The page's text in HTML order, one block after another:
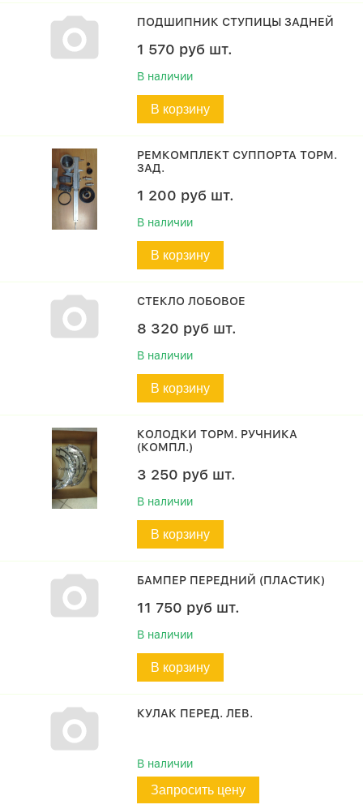
ПОДШИПНИК СТУПИЦЫ ЗАДНЕЙ
1 570 руб шт.
В наличии
В корзину
РЕМКОМПЛЕКТ СУППОРТА ТОРМ.
ЗАД.
1 200 руб шт.
В наличии
В корзину
СТЕКЛО ЛОБОВОЕ
8 320 руб шт.
В наличии
В корзину
КОЛОДКИ ТОРМ. РУЧНИКА
(КОМПЛ.)
3 250 руб шт.
В наличии
В корзину
БАМПЕР ПЕРЕДНИЙ (ПЛАСТИК)
11 750 руб шт.
В наличии
В корзину
КУЛАК ПЕРЕД. ЛЕВ.
В наличии
Запросить цену